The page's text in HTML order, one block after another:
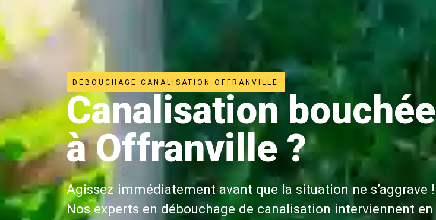
DÉBOUCHAGE CANALISATION OFFRANVILLE
Canalisation bouchée
à Offranville ?
Agissez immédiatement avant que la situation ne s’aggrave !
Nos experts en débouchage de canalisation interviennent en